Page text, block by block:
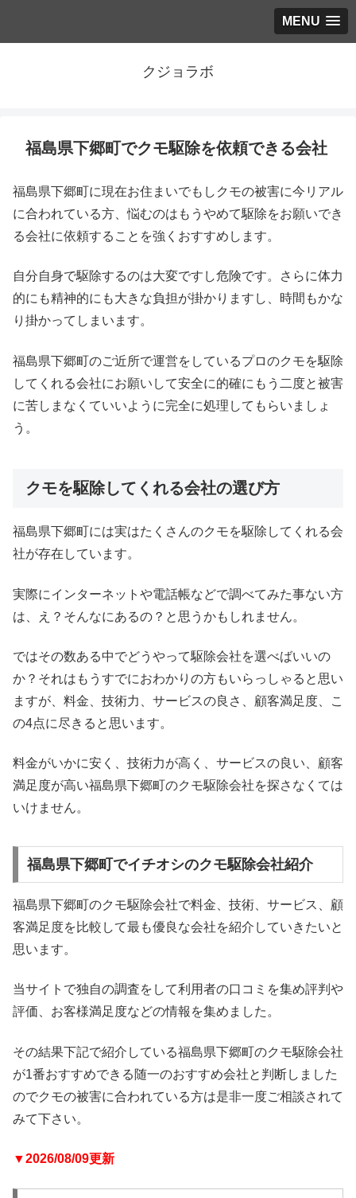
MENU
クジョラボ
福島県下郷町でクモ駆除を依頼できる会社
福島県下郷町に現在お住まいでもしクモの被害に今リアル
に合われている方、悩むのはもうやめて駆除をお願いでき
る会社に依頼することを強くおすすめします。
自分自身で駆除するのは大変ですし危険です。さらに体力
的にも精神的にも大きな負担が掛かりますし、時間もかな
り掛かってしまいます。
福島県下郷町のご近所で運営をしているプロのクモを駆除
してくれる会社にお願いして安全に的確にもう二度と被害
に苦しまなくていいように完全に処理してもらいましょ
う。
クモを駆除してくれる会社の選び方
福島県下郷町には実はたくさんのクモを駆除してくれる会
社が存在しています。
実際にインターネットや電話帳などで調べてみた事ない方
は、え？そんなにあるの？と思うかもしれません。
ではその数ある中でどうやって駆除会社を選べばいいの
か？それはもうすでにおわかりの方もいらっしゃると思い
ますが、料金、技術力、サービスの良さ、顧客満足度、こ
の4点に尽きると思います。
料金がいかに安く、技術力が高く、サービスの良い、顧客
満足度が高い福島県下郷町のクモ駆除会社を探さなくては
いけません。
福島県下郷町でイチオシのクモ駆除会社紹介
福島県下郷町のクモ駆除会社で料金、技術、サービス、顧
客満足度を比較して最も優良な会社を紹介していきたいと
思います。
当サイトで独自の調査をして利用者の口コミを集め評判や
評価、お客様満足度などの情報を集めました。
その結果下記で紹介している福島県下郷町のクモ駆除会社
が1番おすすめできる随一のおすすめ会社と判断しました
のでクモの被害に合われている方は是非一度ご相談されて
みて下さい。
▼2026/08/09更新